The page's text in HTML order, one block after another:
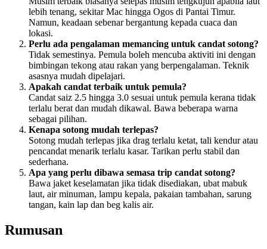
lebih tenang, sekitar Mac hingga Ogos di Pantai Timur.
Namun, keadaan sebenar bergantung kepada cuaca dan
lokasi.
Perlu ada pengalaman memancing untuk candat sotong?
Tidak semestinya. Pemula boleh mencuba aktiviti ini dengan
bimbingan tekong atau rakan yang berpengalaman. Teknik
asasnya mudah dipelajari.
Apakah candat terbaik untuk pemula?
Candat saiz 2.5 hingga 3.0 sesuai untuk pemula kerana tidak
terlalu berat dan mudah dikawal. Bawa beberapa warna
sebagai pilihan.
Kenapa sotong mudah terlepas?
Sotong mudah terlepas jika drag terlalu ketat, tali kendur atau
pencandat menarik terlalu kasar. Tarikan perlu stabil dan
sederhana.
Apa yang perlu dibawa semasa trip candat sotong?
Bawa jaket keselamatan jika tidak disediakan, ubat mabuk
laut, air minuman, lampu kepala, pakaian tambahan, sarung
tangan, kain lap dan beg kalis air.
Rumusan